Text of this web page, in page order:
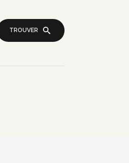
TROUVER